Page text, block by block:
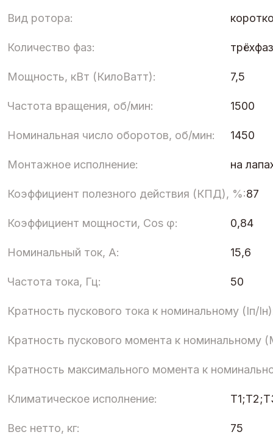
Вид ротора:
Количество фаз:
Мощность, кВт (КилоВатт): 7,5
Частота вращения, об/мин: 1500
Номинальная число оборотов, об/мин: 1450
Монтажное исполнение: на
Коэффициент полезного действия (КПД), %:87
Коэффициент мощности, Cos φ: 0,84
Номинальный ток, А: 15,6
Частота тока, Гц: 50
Кратность пускового тока к номинальному (Iп/
Кратность пускового момента к номинальному
Кратность максимального момента к
Климатическое исполнение:
Вес нетто, кг: 75